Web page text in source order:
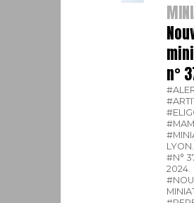
n°
LYON.
#N°
2024.